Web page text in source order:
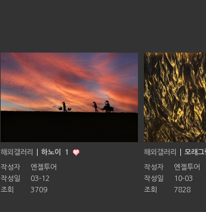
해외갤러리 하노이 1
작성자
엔젤투어
작성일
03-12
조회
3709
해외갤러리 모래
작성자
엔젤투어
작성일
10-03
조회
7828